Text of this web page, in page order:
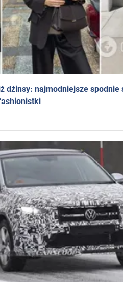
dżinsy: najmodniejsze spodnie